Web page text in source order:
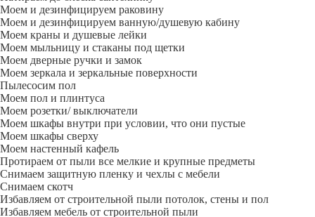
Моем и дезинфицируем раковину
Моем и дезинфицируем ванную/душевую кабину
Моем краны и душевые лейки
Моем мыльницу и стаканы под щетки
Моем дверные ручки и замок
Моем зеркала и зеркальные поверхности
Пылесосим пол
Моем пол и плинтуса
Моем розетки/ выключатели
Моем шкафы внутри при условии, что они пустые
Моем шкафы сверху
Моем настенный кафель
Протираем от пыли все мелкие и крупные предметы
Снимаем защитную пленку и чехлы с мебели
Снимаем скотч
Избавляем от строительной пыли потолок, стены и пол
Избавляем мебель от строительной пыли